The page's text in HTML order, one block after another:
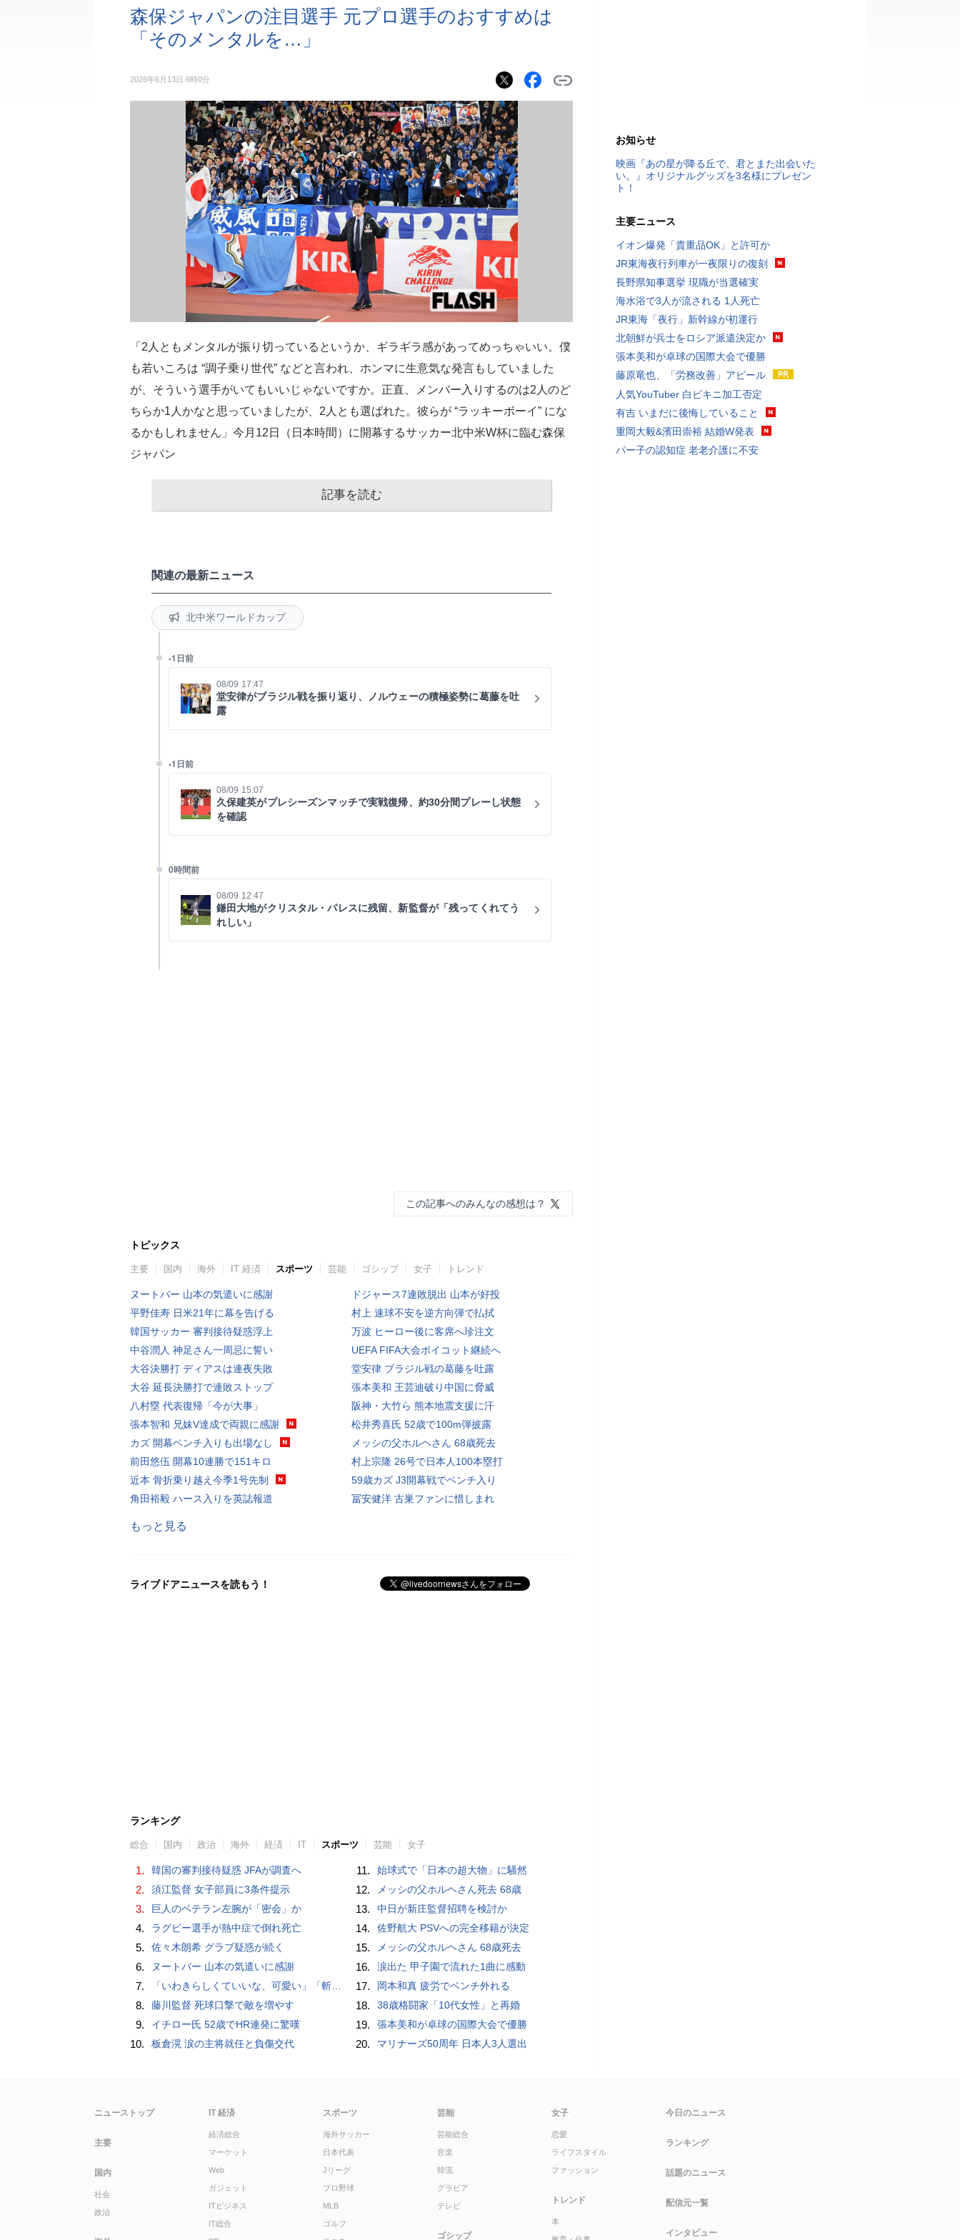
森保ジャパンの注目選手 元プロ選手のおすすめは
「そのメンタルを…」
2026年6月13日 6時0分
「2人ともメンタルが振り切っているというか、ギラギラ感があってめっちゃいい。僕
も若いころは “調子乗り世代” などと言われ、ホンマに生意気な発言もしていました
が、そういう選手がいてもいいじゃないですか。正直、メンバー入りするのは2人のど
ちらか1人かなと思っていましたが、2人とも選ばれた。彼らが “ラッキーボーイ” にな
るかもしれません」今月12日（日本時間）に開幕するサッカー北中米W杯に臨む森保
ジャパン
記事を読む
関連の最新ニュース
北中米ワールドカップ
-1日前
08/09 17:47
堂安律がブラジル戦を振り返り、ノルウェーの積極姿勢に葛藤を吐
露
-1日前
08/09 15:07
久保建英がプレシーズンマッチで実戦復帰、約30分間プレーし状態
を確認
0時間前
08/09 12:47
鎌田大地がクリスタル・パレスに残留、新監督が「残ってくれてう
れしい」
この記事へのみんなの感想は？
トピックス
主要 国内 海外 IT 経済 スポーツ 芸能 ゴシップ 女子 トレンド
ヌートバー 山本の気遣いに感謝
平野佳寿 日米21年に幕を告げる
韓国サッカー 審判接待疑惑浮上
中谷潤人 神足さん一周忌に誓い
大谷決勝打 ディアスは連夜失敗
大谷 延長決勝打で連敗ストップ
八村塁 代表復帰「今が大事」
張本智和 兄妹V達成で両親に感謝
カズ 開幕ベンチ入りも出場なし
前田悠伍 開幕10連勝で151キロ
近本 骨折乗り越え今季1号先制
角田裕毅 ハース入りを英誌報道
ドジャース7連敗脱出 山本が好投
村上 速球不安を逆方向弾で払拭
万波 ヒーロー後に客席へ珍注文
UEFA FIFA大会ボイコット継続へ
堂安律 ブラジル戦の葛藤を吐露
張本美和 王芸迪破り中国に脅威
阪神・大竹ら 熊本地震支援に汗
松井秀喜氏 52歳で100m弾披露
メッシの父ホルヘさん 68歳死去
村上宗隆 26号で日本人100本塁打
59歳カズ J3開幕戦でベンチ入り
冨安健洋 古巣ファンに惜しまれ
もっと見る
ライブドアニュースを読もう！
ランキング
総合 国内 政治 海外 経済 IT スポーツ 芸能 女子
1. 韓国の審判接待疑惑 JFAが調査へ
2. 須江監督 女子部員に3条件提示
3. 巨人のベテラン左腕が「密会」か
4. ラグビー選手が熱中症で倒れ死亡
5. 佐々木朗希 グラブ疑惑が続く
6. ヌートバー 山本の気遣いに感謝
7. 「いわきらしくていいな、可愛い」「斬新」初出場初勝利の東日本国際大昌平、アルプス彩ったフラダンス部の応援に反響 部員は感無量「夢を見ているよう」
8. 藤川監督 死球口撃で敵を増やす
9. イチロー氏 52歳でHR連発に驚嘆
10. 板倉滉 涙の主将就任と負傷交代
11. 始球式で「日本の超大物」に騒然
12. メッシの父ホルヘさん死去 68歳
13. 中日が新庄監督招聘を検討か
14. 佐野航大 PSVへの完全移籍が決定
15. メッシの父ホルヘさん 68歳死去
16. 涙出た 甲子園で流れた1曲に感動
17. 岡本和真 疲労でベンチ外れる
18. 38歳格闘家「10代女性」と再婚
19. 張本美和が卓球の国際大会で優勝
20. マリナーズ50周年 日本人3人選出
お知らせ
映画『あの星が降る丘で、君とまた出会いた
い。』オリジナルグッズを3名様にプレゼン
ト！
主要ニュース
イオン爆発「貴重品OK」と許可か
JR東海夜行列車が一夜限りの復刻
長野県知事選挙 現職が当選確実
海水浴で3人が流される 1人死亡
JR東海「夜行」新幹線が初運行
北朝鮮が兵士をロシア派遣決定か
張本美和が卓球の国際大会で優勝
藤原竜也、「労務改善」アピール
人気YouTuber 白ビキニ加工否定
有吉 いまだに後悔していること
重岡大毅&濱田崇裕 結婚W発表
パー子の認知症 老老介護に不安
ニューストップ
主要
国内
社会
政治
IT 経済
経済総合
マーケット
Web
ガジェット
ITビジネス
IT総合
スポーツ
海外サッカー
日本代表
Jリーグ
プロ野球
MLB
ゴルフ
芸能
芸能総合
音楽
韓流
グラビア
テレビ
ゴシップ
女子
恋愛
ライフスタイル
ファッション
トレンド
本
今日のニュース
ランキング
話題のニュース
配信元一覧
インタビュー